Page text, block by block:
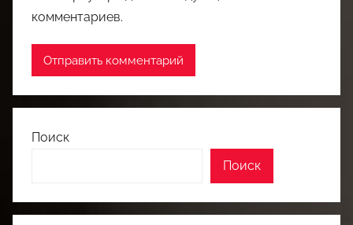
комментариев.
Поиск
Поиск